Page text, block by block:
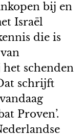
bij en
Israël
die is
het schenden
schrijft
Proven’.